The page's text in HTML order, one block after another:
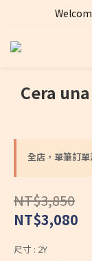
Cera
全店，單筆訂
NT$3,850
NT$3,080
尺寸 : 2Y